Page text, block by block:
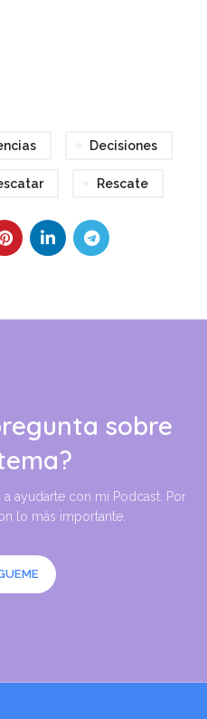
Decisiones
Rescate
sobre
ayudarte con mi Podcast. Por
lo más importante.